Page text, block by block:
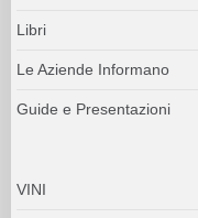
Libri
Le Aziende Informano
Guide e Presentazioni
VINI